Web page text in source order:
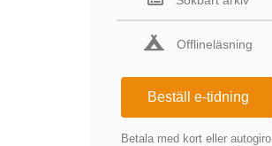
Offlineläsning
Beställ e-tidning
Betala med kort eller autogiro.